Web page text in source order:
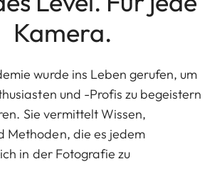
Kamera.
wurde ins Leben gerufen, um
und -Profis zu begeistern
Sie vermittelt Wissen,
Methoden, die es jedem
in der Fotografie zu